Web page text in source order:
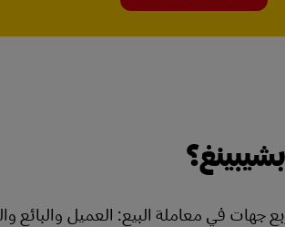
جهات في معاملة البيع: العميل